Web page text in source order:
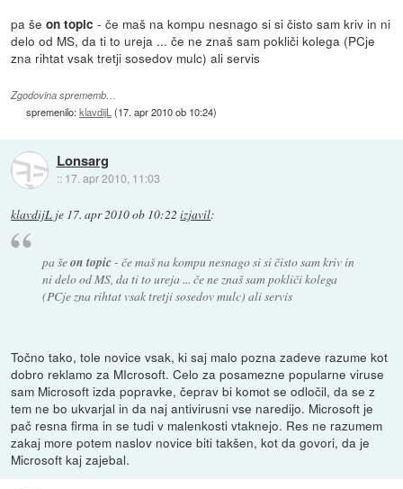
pa šeon topic - če maš na kompu nesnago si si čisto sam kriv in ni
delo od MS, da ti to ureja ... če ne znaš sam pokliči kolega (PCje
zna rihtat vsak tretji sosedov mulc) ali servis
Zgodovina sprememb…
spremenilo:klavdijL (17. apr 2010 ob 10:24)
Lonsarg
:: 17. apr 2010, 11:03
klavdijL je 17. apr 2010 ob 10:22 izjavil:
pa šeon topic- če maš na kompu nesnago si si čisto sam kriv in
ni delo od MS, da ti to ureja ... če ne znaš sam pokliči kolega
(PCje zna rihtat vsak tretji sosedov mulc) ali servis
Točno tako, tole novice vsak, ki saj malo pozna zadeve razume kot
dobro reklamo za MIcrosoft. Celo za posamezne popularne viruse
sam Microsoft izda popravke, čeprav bi komot se odločil, da se z
tem ne bo ukvarjal in da naj antivirusni vse naredijo. Microsoft je
pač resna firma in se tudi v malenkosti vtaknejo. Res ne razumem
zakaj more potem naslov novice biti takšen, kot da govori, da je
Microsoft kaj zajebal.